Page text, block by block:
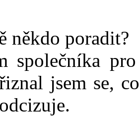
někdo poradit?
společníka
jsem se,